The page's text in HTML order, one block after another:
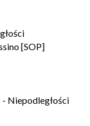
[SOP]
Niepodległości